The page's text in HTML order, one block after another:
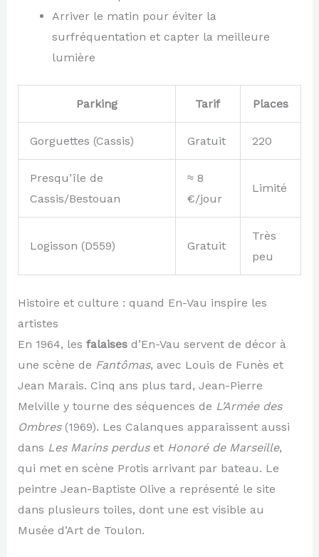
Arriver le matin pour éviter la
surfréquentation et capter la meilleure
lumière
Parking Tarif Places
Gorguettes (Cassis) Gratuit 220
Presqu’île de
Cassis/Bestouan
≈ 8
€/jour
Limité
Logisson (D559) Gratuit
Très
peu
Histoire et culture : quand En-Vau inspire les
artistes
En 1964, les falaisesd’En-Vau servent de décor à
une scène de Fantômas, avec Louis de Funès et
Jean Marais. Cinq ans plus tard, Jean-Pierre
Melville y tourne des séquences de L’Armée des
Ombres(1969). Les Calanques apparaissent aussi
dans Les Marins perduset Honoré de Marseille,
qui met en scène Protis arrivant par bateau. Le
peintre Jean-Baptiste Olive a représenté le site
dans plusieurs toiles, dont une est visible au
Musée d’Art de Toulon.